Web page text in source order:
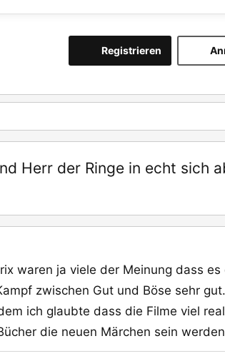
Registrieren
Herr der Ringe in echt sich
waren ja viele der Meinung dass
zwischen Gut und Böse sehr
ich glaubte dass die Filme viel
die neuen Märchen sein